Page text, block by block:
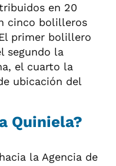
en 20
cinco bolilleros
primer bolillero
segundo la
el cuarto la
ubicación del
Quiniela?
la Agencia de